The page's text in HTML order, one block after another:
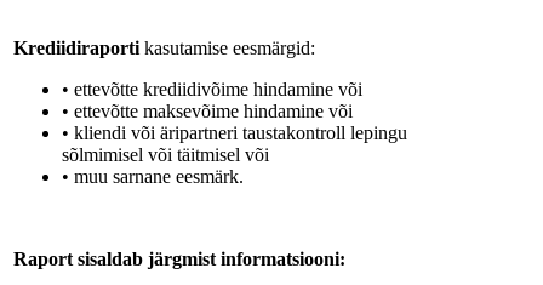
Krediidiraporti kasutamise eesmärgid:
• ettevõtte krediidivõime hindamine või
• ettevõtte maksevõime hindamine või
• kliendi või äripartneri taustakontroll lepingu
sõlmimisel või täitmisel või
• muu sarnane eesmärk.
Raport sisaldab järgmist informatsiooni: